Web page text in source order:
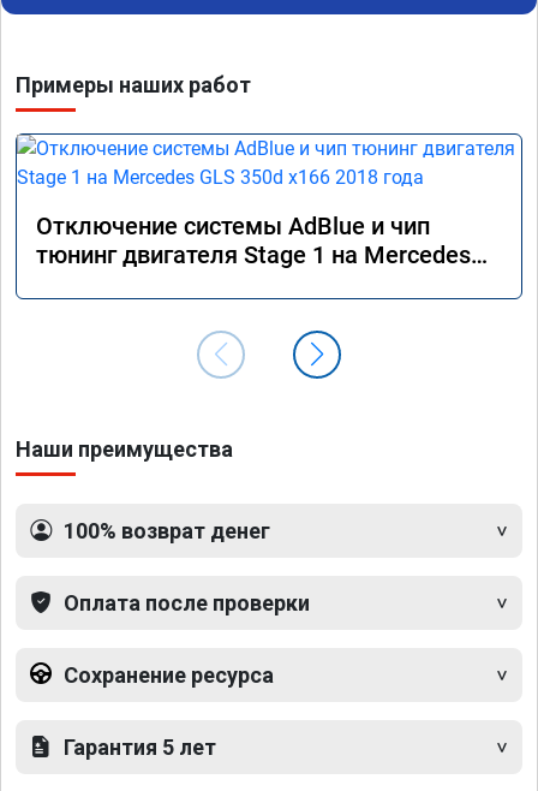
Примеры наших работ
Отключение системы AdBlue и чип
тюнинг двигателя Stage 1 на Mercedes
Наши преимущества
100% возврат денег
Оплата после проверки
Сохранение ресурса
Гарантия 5 лет